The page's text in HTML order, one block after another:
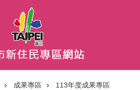
成果專區
113年度成果專區